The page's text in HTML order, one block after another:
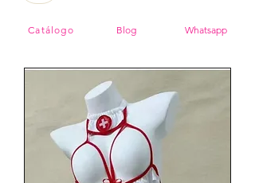
Catálogo Blog Whatsapp